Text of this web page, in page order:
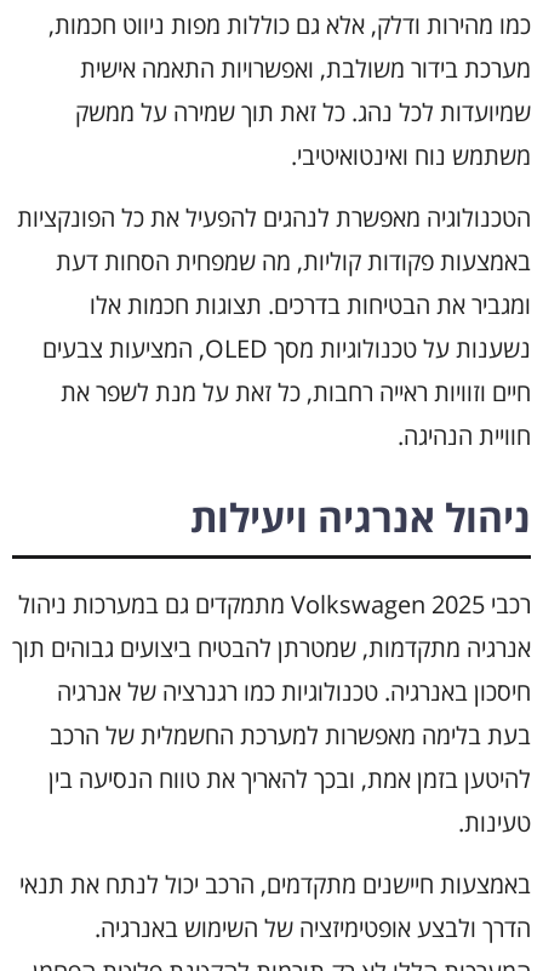
כמו מהירות ודלק, אלא גם כוללות מפות ניווט חכמות,
מערכת בידור משולבת, ואפשרויות התאמה אישית
שמיועדות לכל נהג. כל זאת תוך שמירה על ממשק
משתמש נוח ואינטואיטיבי.
הטכנולוגיה מאפשרת לנהגים להפעיל את כל הפונקציות
באמצעות פקודות קוליות, מה שמפחית הסחות דעת
ומגביר את הבטיחות בדרכים. תצוגות חכמות אלו
נשענות על טכנולוגיות מסך OLED, המציעות צבעים
חיים וזוויות ראייה רחבות, כל זאת על מנת לשפר את
חוויית הנהיגה.
ניהול אנרגיה ויעילות
רכבי Volkswagen 2025 מתמקדים גם במערכות ניהול
אנרגיה מתקדמות, שמטרתן להבטיח ביצועים גבוהים תוך
חיסכון באנרגיה. טכנולוגיות כמו רגנרציה של אנרגיה
בעת בלימה מאפשרות למערכת החשמלית של הרכב
להיטען בזמן אמת, ובכך להאריך את טווח הנסיעה בין
טעינות.
באמצעות חיישנים מתקדמים, הרכב יכול לנתח את תנאי
הדרך ולבצע אופטימיזציה של השימוש באנרגיה.